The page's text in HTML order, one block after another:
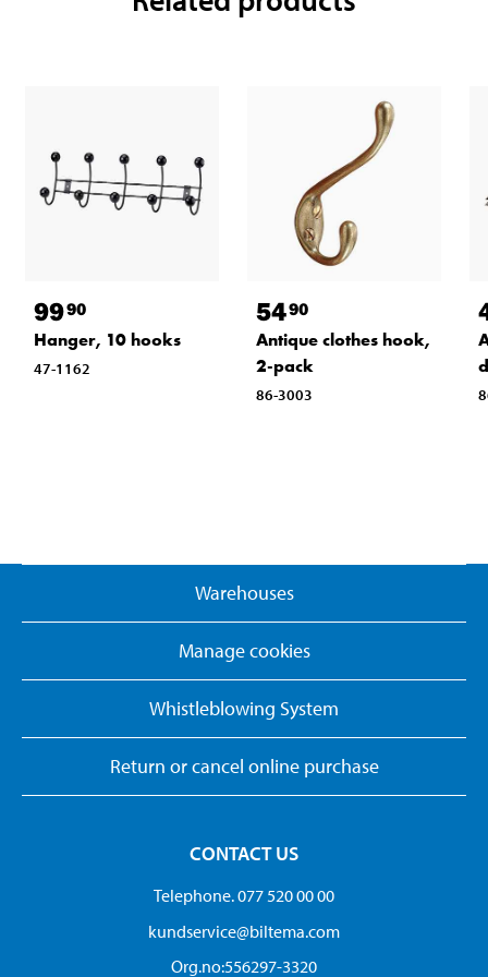
9990
Hanger, 10 hooks
47-1162
5490
Antique clothes hook,
2-pack
86-3003
Warehouses
Manage cookies
Whistleblowing System
Return or cancel online purchase
CONTACT US
Telephone. 077 520 00 00
kundservice@biltema.com
Org.no:556297-3320